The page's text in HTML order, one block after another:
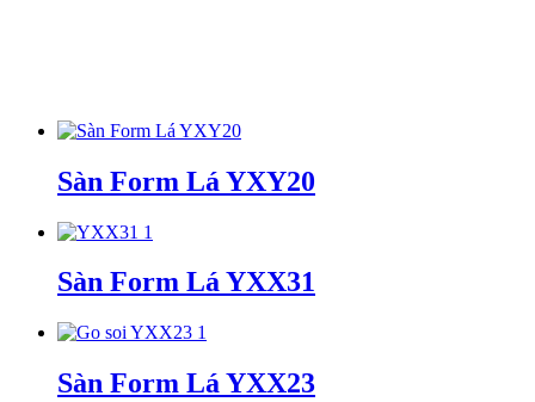
Sàn Form Lá YXY20
Sàn Form Lá YXX31
Sàn Form Lá YXX23